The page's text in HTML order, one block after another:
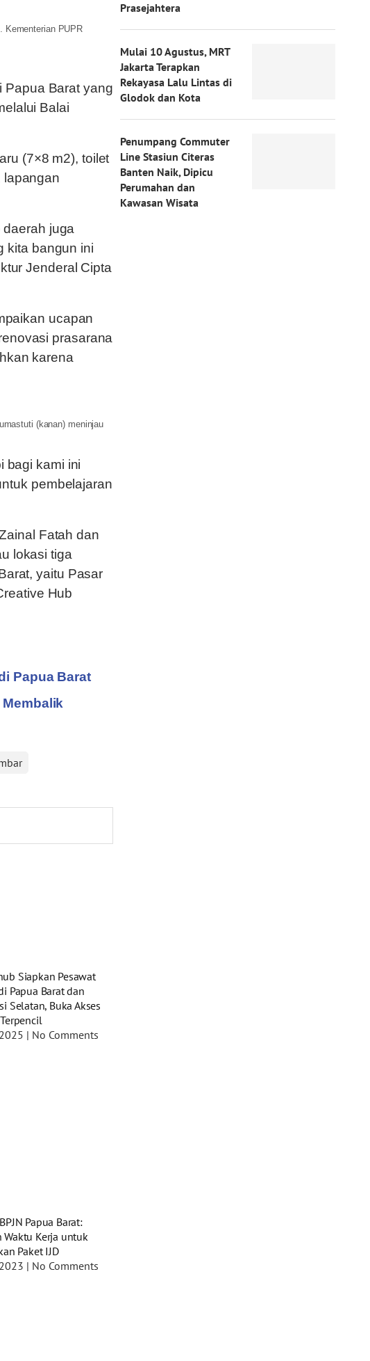
Kementerian PUPR
Papua Barat yang
Balai
(7×8 m2), toilet
lapangan
juga
kita bangun ini
Jenderal Cipta
ucapan
prasarana
karena
(kanan) meninjau
bagi kami ini
pembelajaran
Fatah dan
lokasi tiga
yaitu Pasar
Hub
Papua Barat
Siapkan Pesawat
Papua Barat dan
Selatan, Buka Akses
No Comments
Papua Barat:
Waktu Kerja untuk
Paket IJD
No Comments
Prasejahtera
Mulai 10 Agustus, MRT
Jakarta Terapkan
Rekayasa Lalu Lintas di
Glodok dan Kota
Penumpang Commuter
Line Stasiun Citeras
Banten Naik, Dipicu
Perumahan dan
Kawasan Wisata